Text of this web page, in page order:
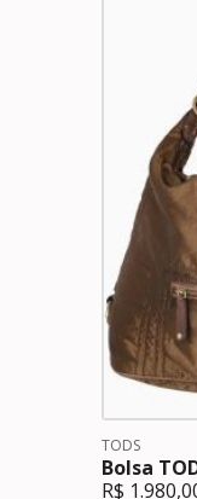
TODS
Bolsa
R$